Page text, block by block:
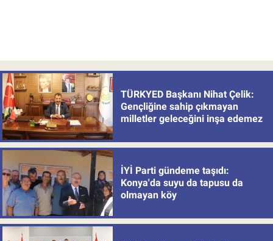
TÜRKYED Başkanı Nihat Çelik:
Gençliğine sahip çıkmayan
milletler geleceğini inşa edemez
İYİ Parti gündeme taşıdı:
Konya'da suyu da tapusu da
olmayan köy